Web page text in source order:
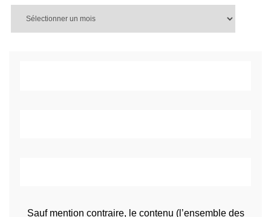
Sauf mention contraire, le contenu (l’ensemble des